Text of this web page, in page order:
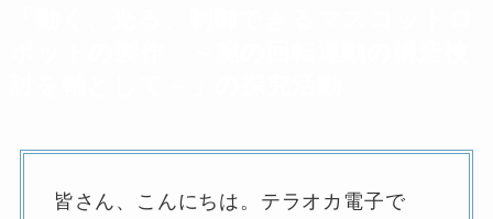
皆さん、こんにちは。テラオカ電子で